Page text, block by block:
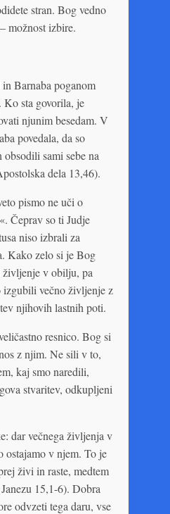
stran. Bog vedno
možnost izbire.
Barnaba poganom
Ko sta govorila, je
njunim besedam. V
povedala, da so
sami sebe na
dela 13,46).
pismo ne uči o
Čeprav so ti Judje
niso izbrali za
Kako zelo si je Bog
v obilju, pa
izgubili večno življenje z
njihovih lastnih poti.
resnico. Bog si
z njim. Ne sili v to,
kaj smo naredili,
stvaritev, odkupljeni
dar večnega življenja v
ostajamo v njem. To je
živi in raste, medtem
15,1-6). Dobra
odvzeti tega daru, vse